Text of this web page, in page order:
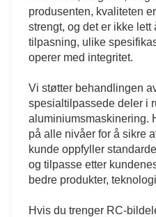
produsenten, kvaliteten
strengt, og det er ikke lett
tilpasning, ulike
operer med integritet.
Vi støtter behandlingen
spesialtilpassede deler i
aluminiumsmaskinering.
på alle nivåer for å sikre
kunde oppfyller
og tilpasse etter
bedre produkter,
Hvis du trenger RC-